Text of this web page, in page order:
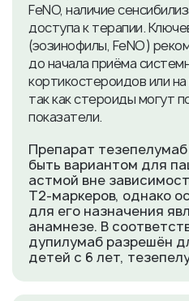
FeNO, наличие
доступа к терапии.
(эозинофилы, FeNO)
до начала приёма
кортикостероидов или
так как стероиды могут
показатели.
Препарат
быть вариантом для
астмой вне
Т2-маркеров, однако
для его назначения
анамнезе. В
дупилумаб разрешён
детей с 6 лет,